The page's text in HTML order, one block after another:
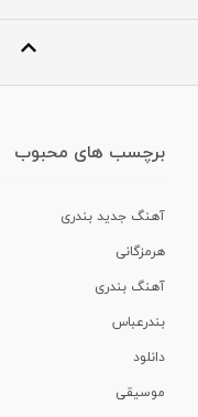
برچسب های محبوب
آهنگ جدید بندری
هرمزگانی
آهنگ بندری
بندرعباس
دانلود
موسیقی